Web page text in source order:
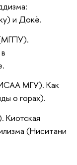
и Докё.
МГУ). Как
о горах).
Киотская
(Ниситани